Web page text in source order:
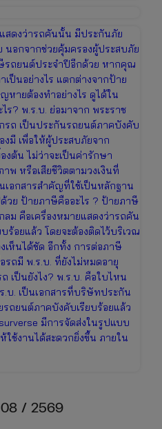
สดงว่ารถคันนั้น มีประกันภัย
อกจากช่วยคุ้มครองผู้ประสบภัย
รถยนต์ประจำปีอีกด้วย หากคุณ
เป็นอย่างไร แตกต่างจากป้าย
หายต้องทำอย่างไร ดูได้ใน
ร? พ.ร.บ. ย่อมาจาก พระราช
ถ เป็นประกันรถยนต์ภาคบังคับ
มี เพื่อให้ผู้ประสบภัยจาก
งต้น ไม่ว่าจะเป็นค่ารักษา
พ หรือเสียชีวิตตามวงเงินที่
อกสารสำคัญที่ใช้เป็นหลักฐาน
วย ป้ายภาษีคืออะไร ? ป้ายภาษี
ม คือเครื่องหมายแสดงว่ารถคัน
ร้อยแล้ว โดยจะต้องติดไว้บริเวณ
เห็นได้ชัด อีกทั้ง การต่อภาษี
รถมี พ.ร.บ. ที่ยังไม่หมดอายุ
เป็นยังไง? พ.ร.บ. คือใบไหน
บ. เป็นเอกสารที่บริษัทประกัน
ถยนต์ภาคบังคับเรียบร้อยแล้ว
มีการจัดส่งในรูปแบบ
ใช้งานได้สะดวกยิ่งขึ้น ภายใน
/ 2569